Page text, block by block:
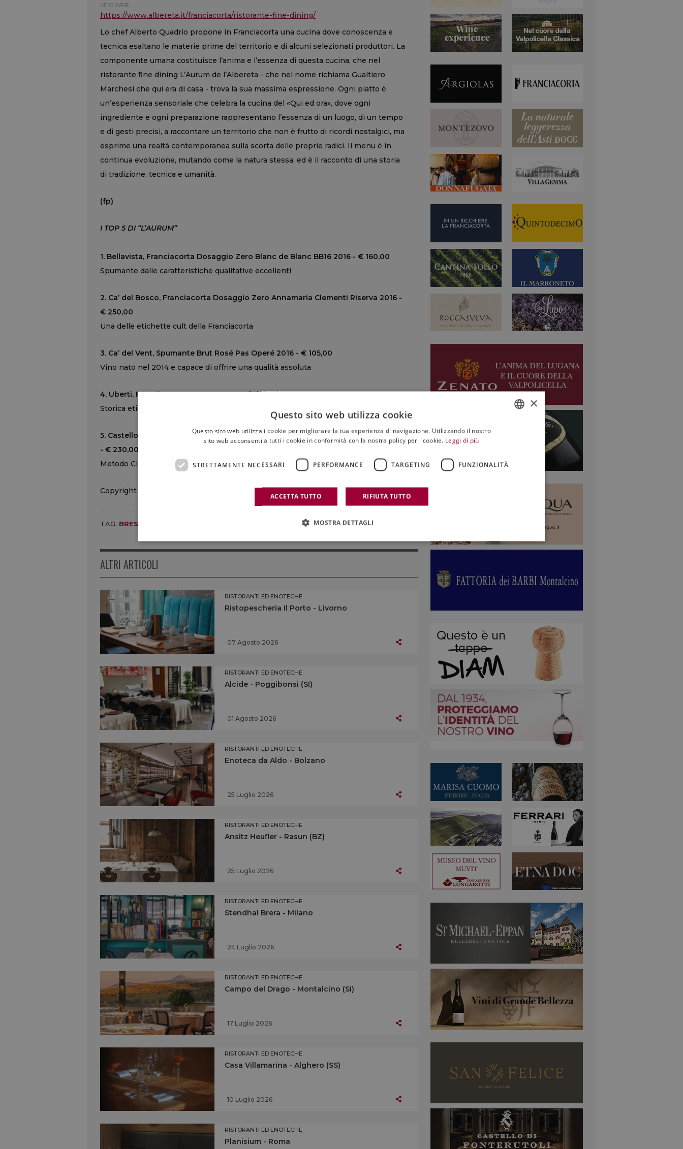
SITO WEB
https://www.albereta.it/franciacorta/ristorante-fine-dining/
Lo chef Alberto Quadrio propone in Franciacorta una cucina dove conoscenza e
tecnica esaltano le materie prime del territorio e di alcuni selezionati produttori. La
componente umana costituisce l’anima e l’essenza di questa cucina, che nel
ristorante fine dining L’Aurum de l’Albereta - che nel nome richiama Gualtiero
Marchesi che qui era di casa - trova la sua massima espressione. Ogni piatto è
un’esperienza sensoriale che celebra la cucina del «Qui ed ora», dove ogni
ingrediente e ogni preparazione rappresentano l’essenza di un luogo, di un tempo
e di gesti precisi, a raccontare un territorio che non è frutto di ricordi nostalgici, ma
esprime una realtà contemporanea sulla scorta delle proprie radici. Il menu è in
continua evoluzione, mutando come la natura stessa, ed è il racconto di una storia
di tradizione, tecnica e umanità.
(fp)
I TOP 5 DI “L’AURUM”
1. Bellavista, Franciacorta Dosaggio Zero Blanc de Blanc BB16 2016 - € 160,00
Spumante dalle caratteristiche qualitative eccellenti
2. Ca’ del Bosco, Franciacorta Dosaggio Zero Annamaria Clementi Riserva 2016 -
€ 250,00
Una delle etichette cult della Franciacorta
3. Ca’ del Vent, Spumante Brut Rosé Pas Operé 2016 - € 105,00
Vino nato nel 2014 e capace di offrire una qualità assoluta
4. Uberti, Franciacorta Extra Brut Comarì del Salem 2015 - € 110,00
Storica etichetta della Franciacorta che non delude mai
5. Castello Bonomi, Franciacorta Extra Brut Lucrezia Etichetta Nera Riserva 2008
- € 230,00
Metodo Classico ben realizzato e dalla qualità consolidata
Copyright © 2000/2026
TAG: BRESCIA RISTORANTE,TERRA MORETTI
ALTRI ARTICOLI
RISTORANTI ED ENOTECHE
Ristopescheria Il Porto - Livorno
07 Agosto 2026
RISTORANTI ED ENOTECHE
Alcide - Poggibonsi (SI)
01 Agosto 2026
RISTORANTI ED ENOTECHE
Enoteca da Aldo - Bolzano
25 Luglio 2026
RISTORANTI ED ENOTECHE
Ansitz Heufler - Rasun (BZ)
25 Luglio 2026
RISTORANTI ED ENOTECHE
Stendhal Brera - Milano
24 Luglio 2026
RISTORANTI ED ENOTECHE
Campo del Drago - Montalcino (SI)
17 Luglio 2026
RISTORANTI ED ENOTECHE
Casa Villamarina - Alghero (SS)
10 Luglio 2026
RISTORANTI ED ENOTECHE
Planisium - Roma
×
Questo sito web utilizza cookie
Questo sito web utilizza i cookie per migliorare la tua esperienza di navigazione. Utilizzando il nostro
sito web acconsenti a tutti i cookie in conformità con la nostra policy per i cookie. Leggi di più
STRETTAMENTE NECESSARI PERFORMANCE TARGETING FUNZIONALITÀ
ACCETTA TUTTO RIFIUTA TUTTO
MOSTRA DETTAGLI